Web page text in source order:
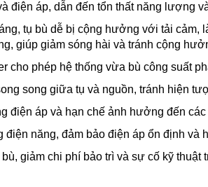
điện áp, dẫn đến tổn thất năng lượng
tụ bù dễ bị cộng hưởng với tải
giúp giảm sóng hài và tránh cộng
cho phép hệ thống vừa bù công suất
song giữa tụ và nguồn, tránh hiện
điện áp và hạn chế ảnh hưởng đến
năng, đảm bảo điện áp ổn định và
giảm chi phí bảo trì và sự cố kỹ thuật